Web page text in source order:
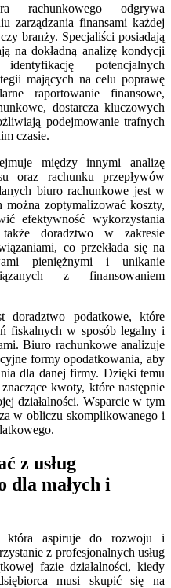
rachunkowego odgrywa
zarządzania finansami każdej
branży. Specjaliści posiadają
na dokładną analizę kondycji
potencjalnych
mających na celu poprawę
raportowanie finansowe,
dostarcza kluczowych
podejmowanie trafnych
czasie.
między innymi analizę
oraz rachunku przepływów
biuro rachunkowe jest w
zoptymalizować koszty,
efektywność wykorzystania
doradztwo w zakresie
co przekłada się na
pieniężnymi i unikanie
z finansowaniem
doradztwo podatkowe, które
fiskalnych w sposób legalny i
Biuro rachunkowe analizuje
formy opodatkowania, aby
dla danej firmy. Dzięki temu
kwoty, które następnie
działalności. Wsparcie w tym
w obliczu skomplikowanego i
z usług
dla małych i
która aspiruje do rozwoju i
z profesjonalnych usług
fazie działalności, kiedy
musi skupić się na